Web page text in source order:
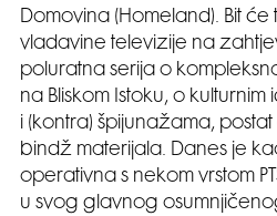
Domovina (Homeland). Bit
vladavine televizije na
poluratna serija o
na Bliskom Istoku, o kulturnim
i (kontra) špijunažama,
bindž materijala. Danes je
operativna s nekom vrstom
u svog glavnog